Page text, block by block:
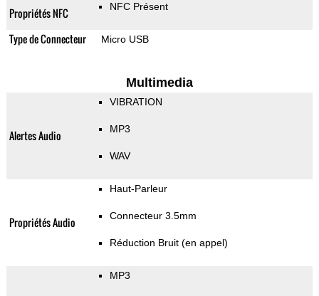
Propriétés NFC NFC Présent
Type de Connecteur Micro USB
Multimedia
Alertes Audio
VIBRATION
MP3
WAV
Propriétés Audio
Haut-Parleur
Connecteur 3.5mm
Réduction Bruit (en appel)
MP3